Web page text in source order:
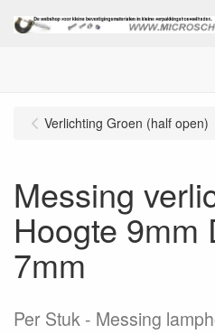
Verlichting Groen (half open)
Messing
Hoogte 9mm
7mm
Per Stuk
Messing